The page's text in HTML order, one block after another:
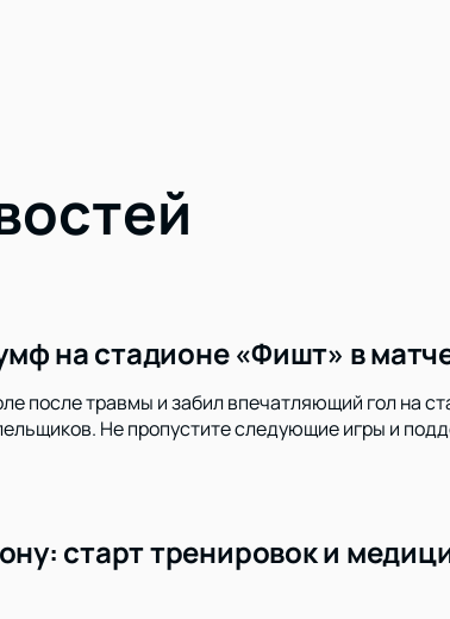
на стадионе «Фишт» в
после травмы и забил впечатляющий гол на
Не пропустите следующие игры и
старт тренировок и